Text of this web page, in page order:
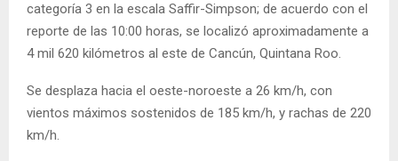
categoría 3 en la escala Saffir-Simpson; de acuerdo con el
reporte de las 10:00 horas, se localizó aproximadamente a
4 mil 620 kilómetros al este de Cancún, Quintana Roo.
Se desplaza hacia el oeste-noroeste a 26 km/h, con
vientos máximos sostenidos de 185 km/h, y rachas de 220
km/h.